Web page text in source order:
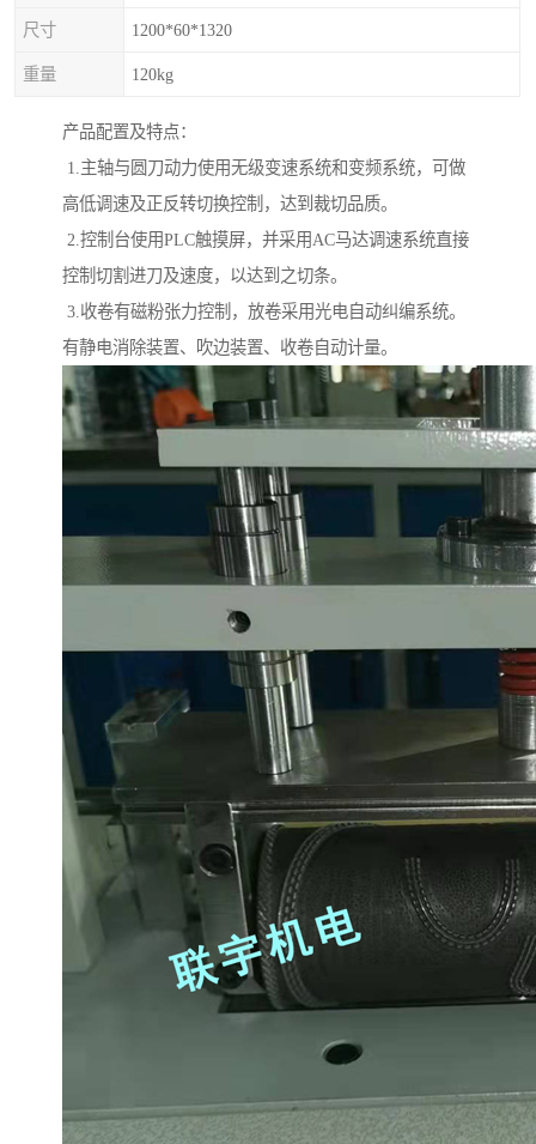
尺寸 1200*60*1320
重量 120kg
产品配置及特点：
1.主轴与圆刀动力使用无级变速系统和变频系统，可做
高低调速及正反转切换控制，达到裁切品质。
2.控制台使用PLC触摸屏，并采用AC马达调速系统直接
控制切割进刀及速度，以达到之切条。
3.收卷有磁粉张力控制，放卷采用光电自动纠编系统。
有静电消除装置、吹边装置、收卷自动计量。